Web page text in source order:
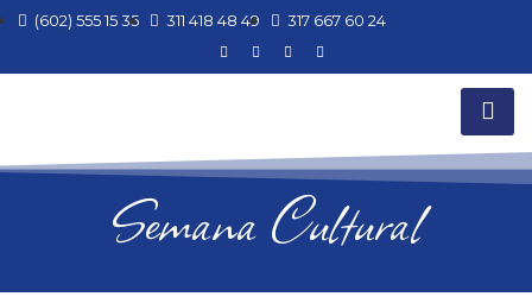
(602) 555 15 35 311 418 48 49 317 667 60 24
Semana Cultural